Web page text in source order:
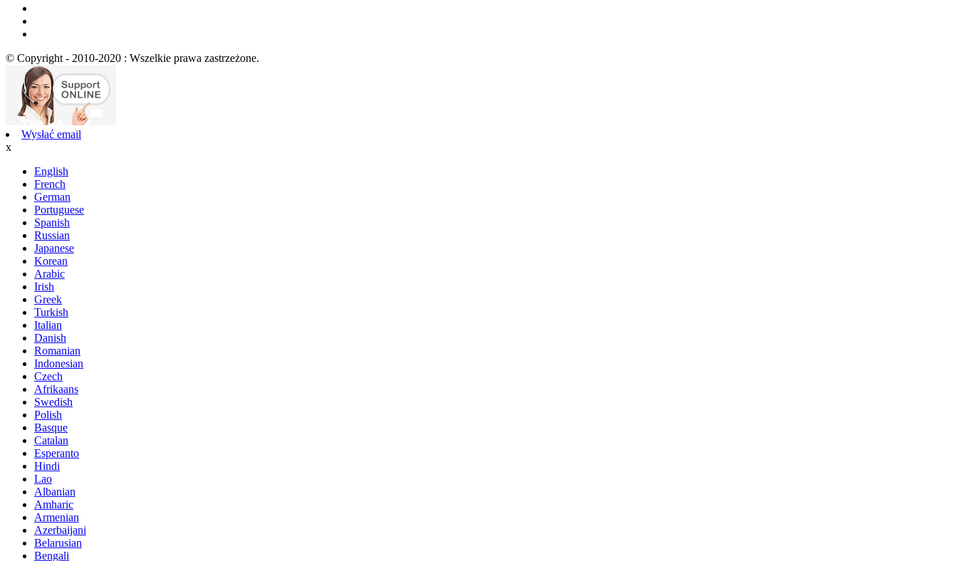
© Copyright - 2010-2020 : Wszelkie prawa zastrzeżone.
Wysłać email
x
English
French
German
Portuguese
Spanish
Russian
Japanese
Korean
Arabic
Irish
Greek
Turkish
Italian
Danish
Romanian
Indonesian
Czech
Afrikaans
Swedish
Polish
Basque
Catalan
Esperanto
Hindi
Lao
Albanian
Amharic
Armenian
Azerbaijani
Belarusian
Bengali